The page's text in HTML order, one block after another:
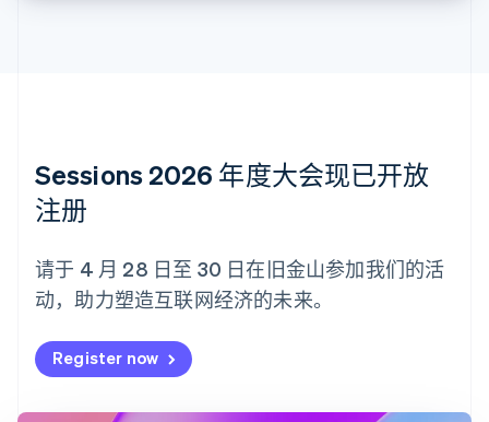
Sessions 2026 年度大会现已开放
注册
请于 4 月 28 日至 30 日在旧金山参加我们的活
动，助力塑造互联网经济的未来。
Register now
法国
FrançaisEnglish
芬兰
荷兰
NederlandsEnglish
加拿大
捷克
English
EnglishItaliano